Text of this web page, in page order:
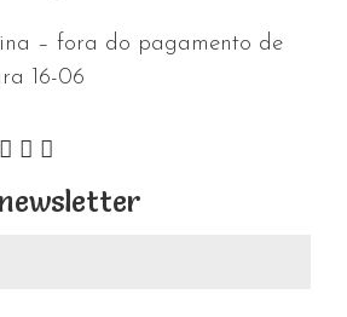
– fora do pagamento de
16-06